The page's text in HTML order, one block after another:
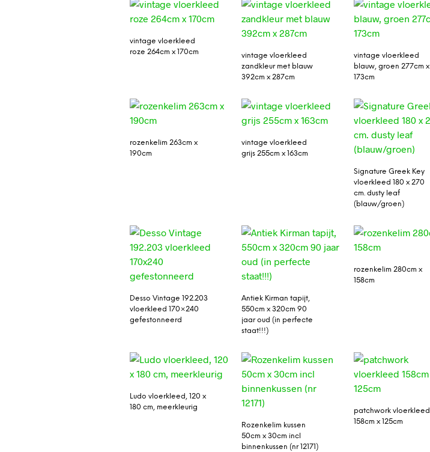
vintage vloerkleed
roze 264cm x 170cm
vintage vloerkleed
zandkleur met blauw
392cm x 287cm
vintage vloerkleed
blauw, groen 277cm x
173cm
rozenkelim 263cm x
190cm
vintage vloerkleed
grijs 255cm x 163cm
Signature Greek Key
vloerkleed 180 x 270
cm. dusty leaf
(blauw/groen)
Desso Vintage 192.203
vloerkleed 170×240
gefestonneerd
Antiek Kirman tapijt,
550cm x 320cm 90
jaar oud (in perfecte
staat!!!)
rozenkelim 280cm x
158cm
Ludo vloerkleed, 120 x
180 cm, meerkleurig
Rozenkelim kussen
50cm x 30cm incl
binnenkussen (nr 12171)
patchwork vloerkleed
158cm x 125cm